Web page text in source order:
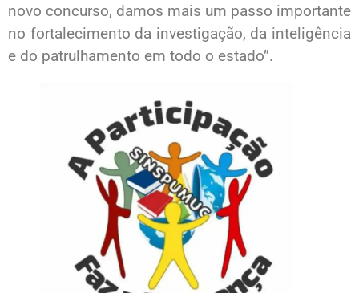
novo concurso, damos mais um passo importante
no fortalecimento da investigação, da inteligência
e do patrulhamento em todo o estado”.